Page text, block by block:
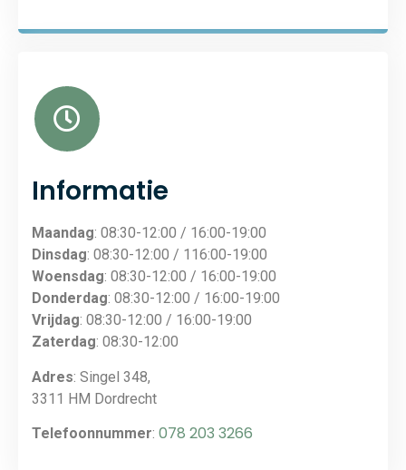
Informatie
Maandag: 08:30-12:00 / 16:00-19:00
Dinsdag: 08:30-12:00 / 116:00-19:00
Woensdag: 08:30-12:00 / 16:00-19:00
Donderdag: 08:30-12:00 / 16:00-19:00
Vrijdag: 08:30-12:00 / 16:00-19:00
Zaterdag: 08:30-12:00
Adres: Singel 348,
3311 HM Dordrecht
Telefoonnummer: 078 203 3266